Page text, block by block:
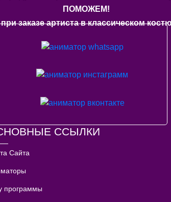
ПОМОЖЕМ!
заказе артиста в классическом
ССЫЛКИ
Сайта
программы